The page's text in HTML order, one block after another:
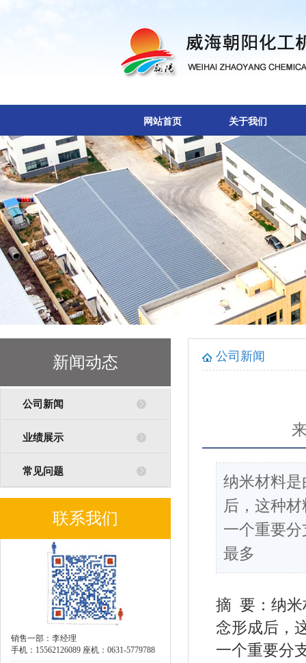
网站首页 关于我们
新闻动态
公司新闻
业绩展示
常见问题
联系我们
销售一部：李经理
手机：15562126089 座机：0631-5779788
公司新闻
纳米材料
后，这种
一个重要
最多
摘 要：纳米
念形成后，
一个重要分